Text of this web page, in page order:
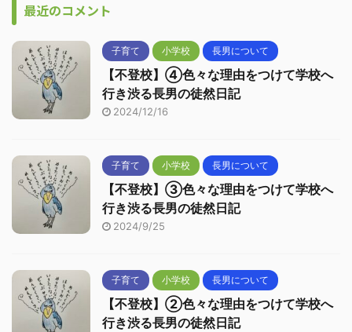
最近のコメント
子育て 小学校 長男について
【不登校】④色々な理由をつけて学校へ
行き渋る長男の徒然日記
2024/12/16
子育て 小学校 長男について
【不登校】③色々な理由をつけて学校へ
行き渋る長男の徒然日記
2024/9/25
子育て 小学校 長男について
【不登校】②色々な理由をつけて学校へ
行き渋る長男の徒然日記